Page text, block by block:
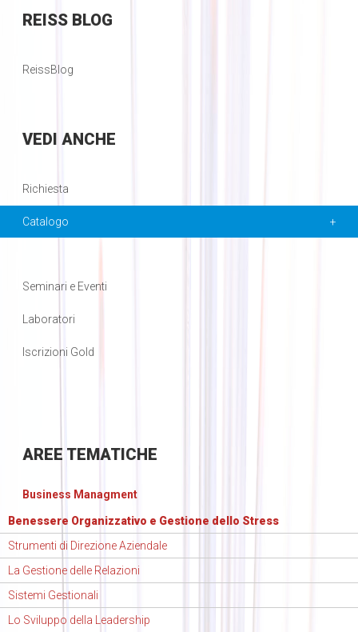
REISSBLOG
ReissBlog
VEDI ANCHE
Richiesta
Catalogo
Seminari e Eventi
Laboratori
Iscrizioni Gold
AREE TEMATICHE
Business Managment
Benessere Organizzativo e Gestione dello Stress
Strumenti di Direzione Aziendale
La Gestione delle Relazioni
Sistemi Gestionali
Lo Sviluppo della Leadership